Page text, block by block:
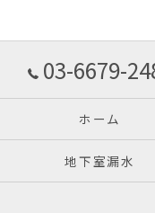
03-6679-
ホーム
地下室漏水